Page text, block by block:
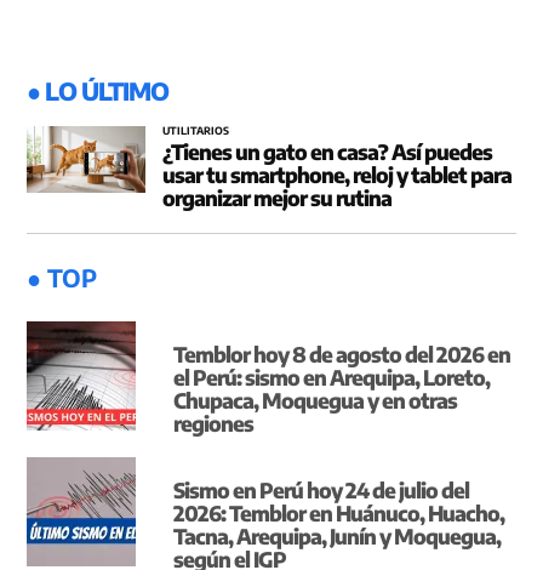
● LO ÚLTIMO
UTILITARIOS
¿Tienes un gato en casa? Así puedes
usar tu smartphone, reloj y tablet para
organizar mejor su rutina
● TOP
Temblor hoy 8 de agosto del 2026 en
el Perú: sismo en Arequipa, Loreto,
Chupaca, Moquegua y en otras
regiones
Sismo en Perú hoy 24 de julio del
2026: Temblor en Huánuco, Huacho,
Tacna, Arequipa, Junín y Moquegua,
según el IGP